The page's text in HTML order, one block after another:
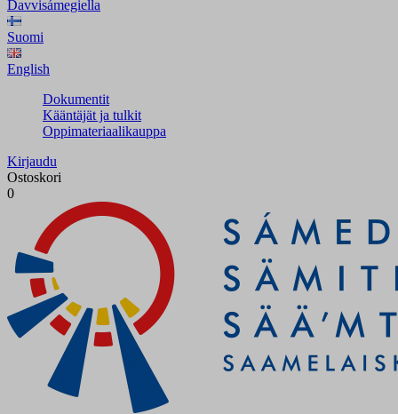
Davvisámegiella
Suomi
English
Dokumentit
Kääntäjät ja tulkit
Oppimateriaalikauppa
Kirjaudu
Ostoskori
0